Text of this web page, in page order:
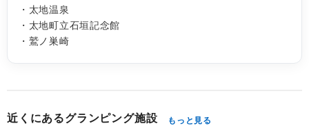
・太地温泉
・太地町立石垣記念館
・鷲ノ巣崎
近くにあるグランピング施設 もっと見る